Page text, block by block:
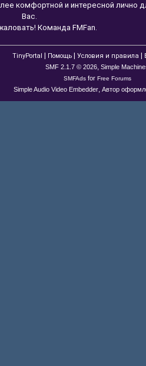
комфортной и интересной лично
Вас.
Команда FMFan.
TinyPortal Помощь Условия и правила
SMF 2.1.7 © 2026, Simple
SMFAdsfor Free Forums
Simple Audio Video Embedder, Автор